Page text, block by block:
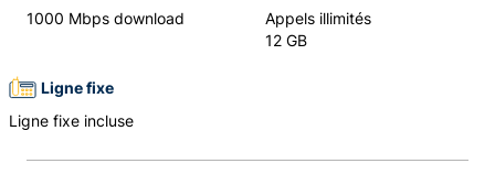
1000 Mbps download
Appels illimités
12 GB
Ligne fixe
Ligne fixe incluse